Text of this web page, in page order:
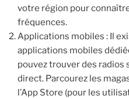
votre région pour
fréquences.
Applications mobiles : Il
applications mobiles
pouvez trouver des radios
direct. Parcourez les
l’App Store (pour les